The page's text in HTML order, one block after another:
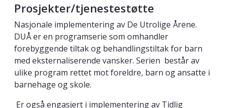
Prosjekter/tjenestestøtte
Nasjonale implementering av De Utrolige Årene.
DUÅ er en programserie som omhandler
forebyggende tiltak og behandlingstiltak for barn
med eksternaliserende vansker. Serien består av
ulike program rettet mot foreldre, barn og ansatte i
barnehage og skole.
Er også engasjert i implementering av Tidlig